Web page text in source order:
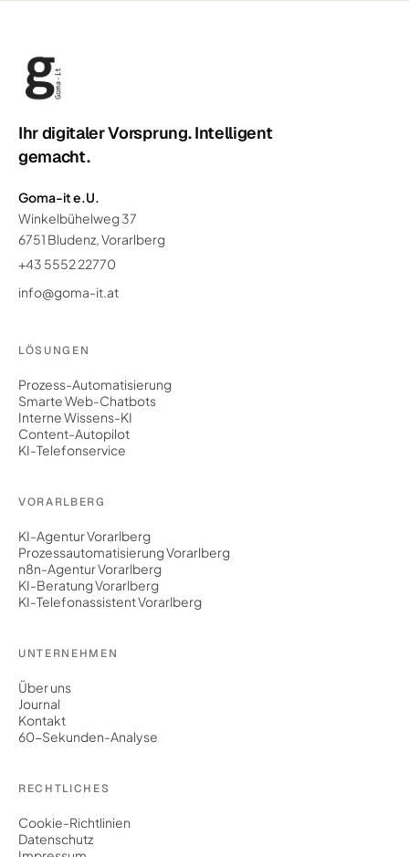
Ihr digitaler Vorsprung. Intelligent
gemacht.
Goma-it e.U.
Winkelbühelweg 37
6751 Bludenz, Vorarlberg
+43 5552 22770
info@goma-it.at
LÖSUNGEN
Prozess-Automatisierung
Smarte Web-Chatbots
Interne Wissens-KI
Content-Autopilot
KI-Telefonservice
VORARLBERG
KI-Agentur Vorarlberg
Prozessautomatisierung Vorarlberg
n8n-Agentur Vorarlberg
KI-Beratung Vorarlberg
KI-Telefonassistent Vorarlberg
UNTERNEHMEN
Über uns
Journal
Kontakt
60-Sekunden-Analyse
RECHTLICHES
Cookie-Richtlinien
Datenschutz